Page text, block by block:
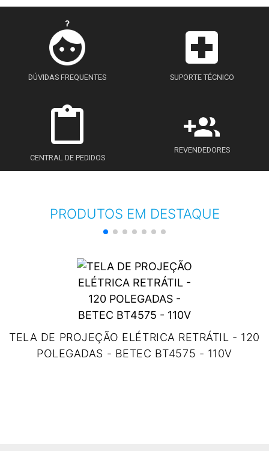
DÚVIDAS FREQUENTES SUPORTE TÉCNICO
CENTRAL DE PEDIDOS
REVENDEDORES
PRODUTOS EM DESTAQUE
TELA DE PROJEÇÃO ELÉTRICA RETRÁTIL - 120
POLEGADAS - BETEC BT4575 - 110V